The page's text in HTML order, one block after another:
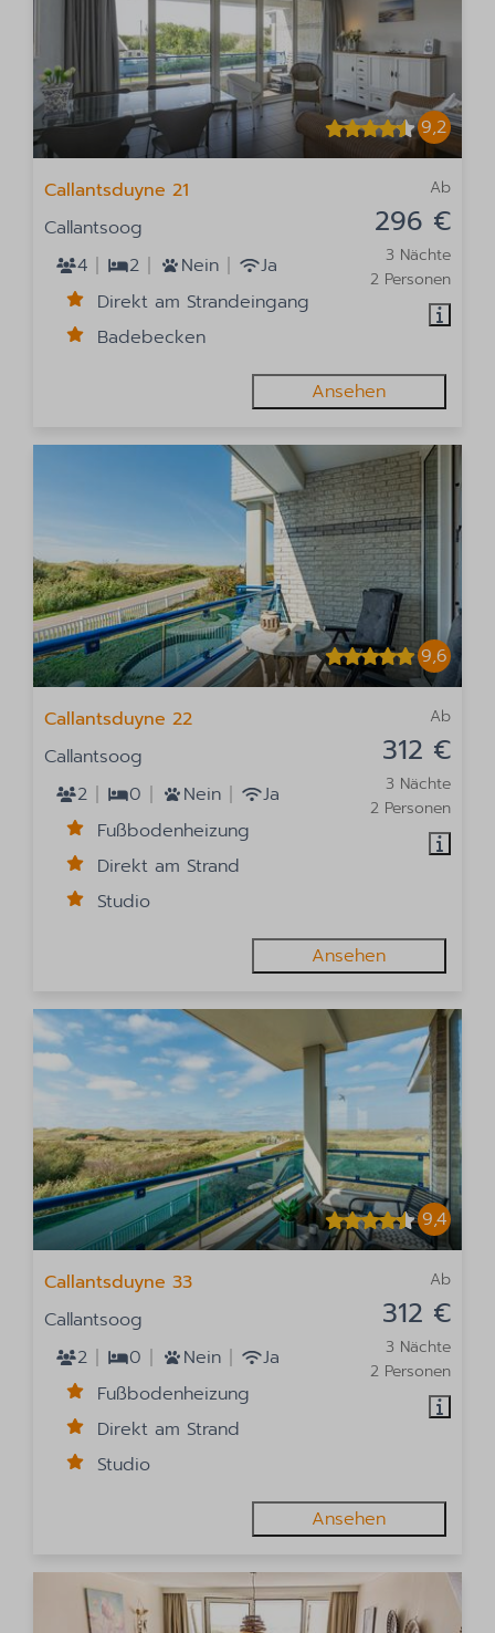
9,2
Ab
296 €
3 Nächte
2 Personen
Callantsduyne 21
Callantsoog
4
2 Nein
Ja
Direkt am Strandeingang
Badebecken
Ansehen
9,6
Ab
312 €
3 Nächte
2 Personen
Callantsduyne 22
Callantsoog
2
0 Nein
Ja
Fußbodenheizung
Direkt am Strand
Studio
Ansehen
9,4
Ab
312 €
3 Nächte
2 Personen
Callantsduyne 33
Callantsoog
2
0 Nein
Ja
Fußbodenheizung
Direkt am Strand
Studio
Ansehen